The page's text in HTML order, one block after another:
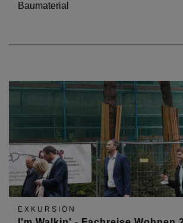
Baumaterial
EXKURSION